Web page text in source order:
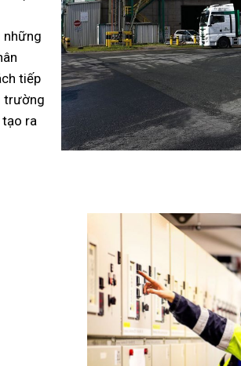
những
tiếp
trường
ra